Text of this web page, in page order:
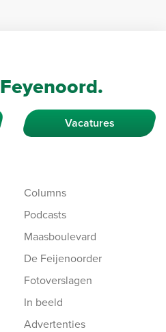
Feyenoord.
Vacatures
Columns
Podcasts
Maasboulevard
De Feijenoorder
Fotoverslagen
In beeld
Advertenties